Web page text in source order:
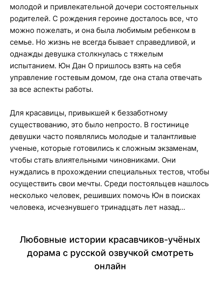
молодой и привлекательной дочери состоятельных
родителей. С рождения героине досталось все, что
можно пожелать, и она была любимым ребенком в
семье. Но жизнь не всегда бывает справедливой, и
однажды девушка столкнулась с тяжелым
испытанием. Юн Дан О пришлось взять на себя
управление гостевым домом, где она стала отвечать
за все аспекты работы.
Для красавицы, привыкшей к беззаботному
существованию, это было непросто. В гостинице
девушки часто появлялись молодые и талантливые
ученые, которые готовились к сложным экзаменам,
чтобы стать влиятельными чиновниками. Они
нуждались в прохождении специальных тестов, чтобы
осуществить свои мечты. Среди постояльцев нашлось
несколько человек, решивших помочь Юн в поисках
человека, исчезнувшего тринадцать лет назад…
Любовные истории красавчиков-учёных
дорама с русской озвучкой смотреть
онлайн